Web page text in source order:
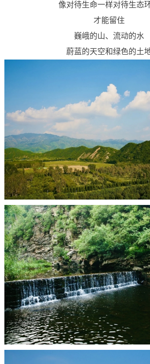
像对待生命一样对待生态
才能留住
巍峨的山、流动的水
蔚蓝的天空和绿色的土